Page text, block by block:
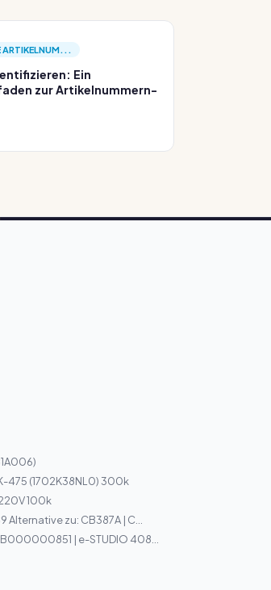
ARTIKELNUM...
Ein
zur Artikelnummern-
475 (1702K38NL0) 300k
100k
zu: CB387A | C...
| e-STUDIO 408...